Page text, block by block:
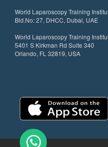
World Laparoscopy Training
Bld.No: 27, DHCC, Dubai, UAE
World Laparoscopy Training
5401 S Kirkman Rd Suite 340
Orlando, FL 32819, USA